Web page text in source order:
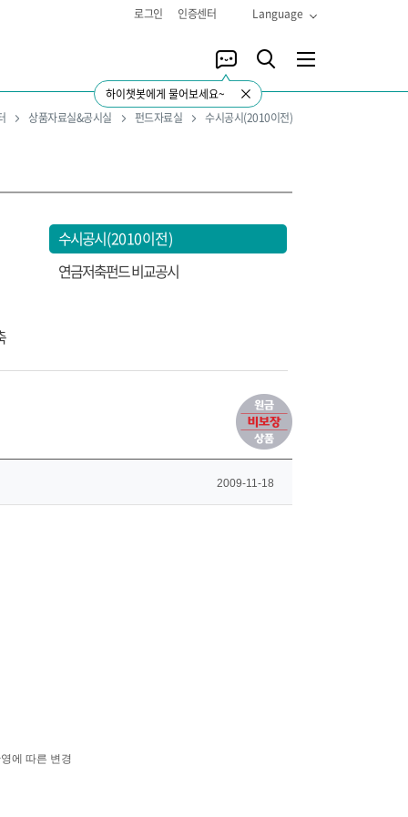
로그인 인증센터 Language
하이챗봇에게 물어보세요~
상품자료실&공시실 펀드자료실 수시공시(2010이전)
수시공시(2010이전)
연금저축펀드 비교공시
2009-11-18
에 따른 변경